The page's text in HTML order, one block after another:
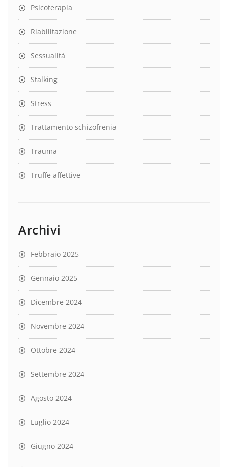
Psicoterapia
Riabilitazione
Sessualità
Stalking
Stress
Trattamento schizofrenia
Trauma
Truffe affettive
Archivi
Febbraio 2025
Gennaio 2025
Dicembre 2024
Novembre 2024
Ottobre 2024
Settembre 2024
Agosto 2024
Luglio 2024
Giugno 2024